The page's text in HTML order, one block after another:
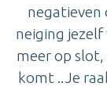
negatieven
neiging
meer op
komt ..Je